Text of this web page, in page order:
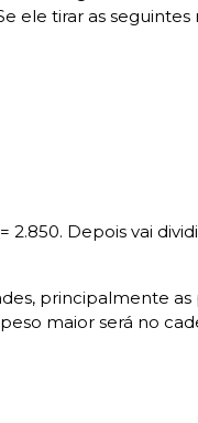
ele tirar as seguintes
Depois vai
principalmente
maior será no